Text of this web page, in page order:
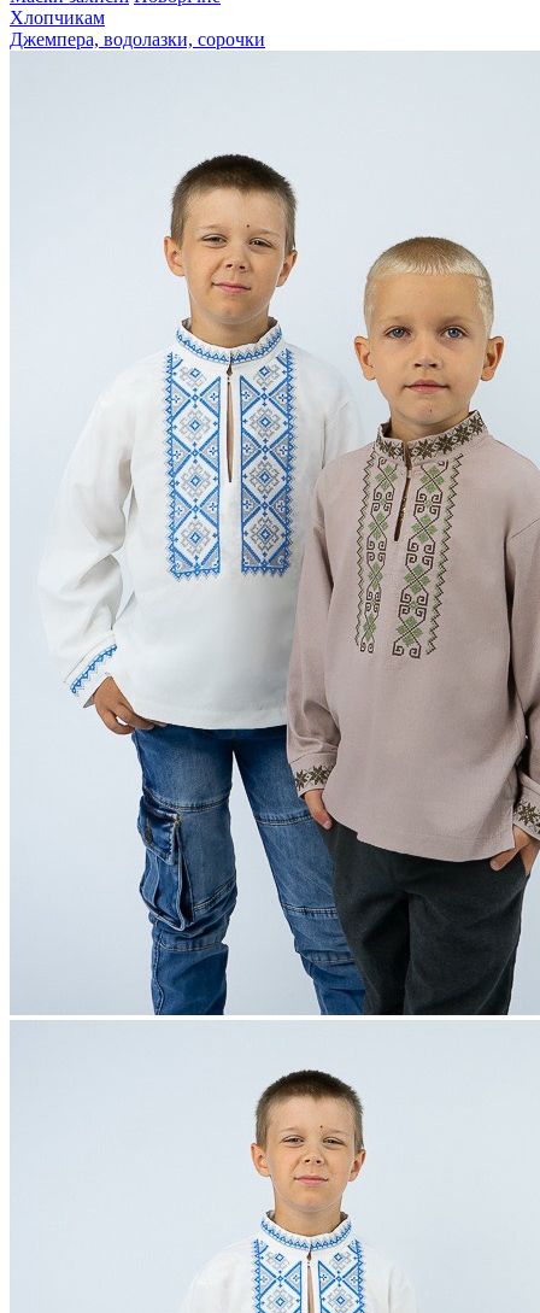
Хлопчикам
Джемпера, водолазки, сорочки